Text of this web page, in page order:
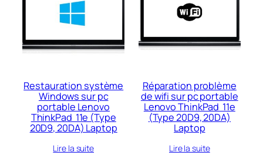
récent
au
ancien
Restauration système
Windows sur pc
portable Lenovo
ThinkPad 11e (Type
20D9, 20DA) Laptop
Lire la suite
Réparation problème
de wifi sur pc portable
Lenovo ThinkPad 11e
(Type 20D9, 20DA)
Laptop
Lire la suite